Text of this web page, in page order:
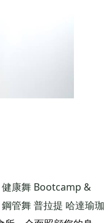
健康舞 Bootcamp &
鋼管舞普拉提 哈達瑜珈